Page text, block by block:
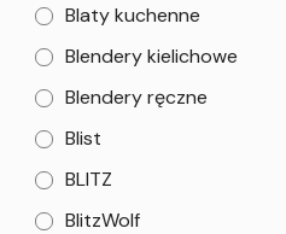
Blaty kuchenne
Blendery kielichowe
Blendery ręczne
Blist
BLITZ
BlitzWolf